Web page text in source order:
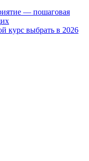
— пошаговая
курс выбрать в 2026